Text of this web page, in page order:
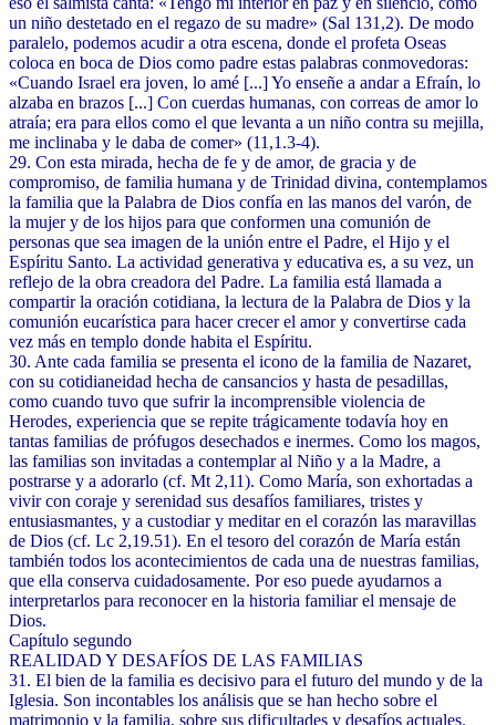
un niño destetado en el regazo de su madre» (Sal 131,2). De modo
paralelo, podemos acudir a otra escena, donde el profeta Oseas
coloca en boca de Dios como padre estas palabras conmovedoras:
«Cuando Israel era joven, lo amé [...] Yo enseñe a andar a Efraín, lo
alzaba en brazos [...] Con cuerdas humanas, con correas de amor lo
atraía; era para ellos como el que levanta a un niño contra su mejilla,
me inclinaba y le daba de comer» (11,1.3-4).
29. Con esta mirada, hecha de fe y de amor, de gracia y de
compromiso, de familia humana y de Trinidad divina, contemplamos
la familia que la Palabra de Dios confía en las manos del varón, de
la mujer y de los hijos para que conformen una comunión de
personas que sea imagen de la unión entre el Padre, el Hijo y el
Espíritu Santo. La actividad generativa y educativa es, a su vez, un
reflejo de la obra creadora del Padre. La familia está llamada a
compartir la oración cotidiana, la lectura de la Palabra de Dios y la
comunión eucarística para hacer crecer el amor y convertirse cada
vez más en templo donde habita el Espíritu.
30. Ante cada familia se presenta el icono de la familia de Nazaret,
con su cotidianeidad hecha de cansancios y hasta de pesadillas,
como cuando tuvo que sufrir la incomprensible violencia de
Herodes, experiencia que se repite trágicamente todavía hoy en
tantas familias de prófugos desechados e inermes. Como los magos,
las familias son invitadas a contemplar al Niño y a la Madre, a
postrarse y a adorarlo (cf. Mt 2,11). Como María, son exhortadas a
vivir con coraje y serenidad sus desafíos familiares, tristes y
entusiasmantes, y a custodiar y meditar en el corazón las maravillas
de Dios (cf. Lc 2,19.51). En el tesoro del corazón de María están
también todos los acontecimientos de cada una de nuestras familias,
que ella conserva cuidadosamente. Por eso puede ayudarnos a
interpretarlos para reconocer en la historia familiar el mensaje de
Dios.
Capítulo segundo
REALIDAD Y DESAFÍOS DE LAS FAMILIAS
31. El bien de la familia es decisivo para el futuro del mundo y de la
Iglesia. Son incontables los análisis que se han hecho sobre el
matrimonio y la familia, sobre sus dificultades y desafíos actuales.